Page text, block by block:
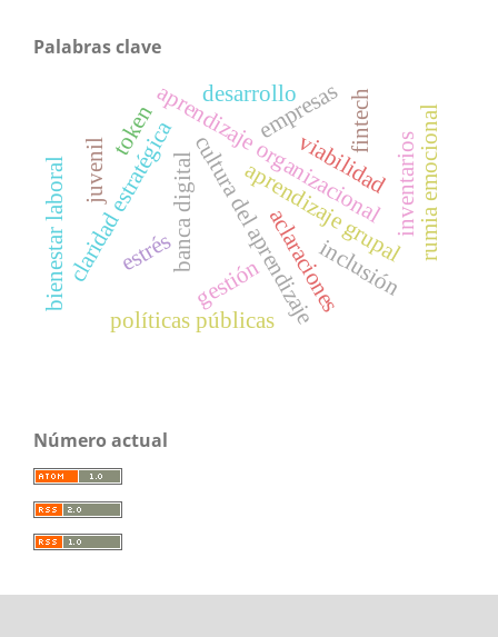
Palabras clave
aprendizaje organizacional
cultura del aprendizaje
claridad estratégica aprendizaje grupal
gestión
inventarios
empresas
viabilidad
banca digital aclaracionesinclusión
políticas públicas
fintech
token
bienestar laboral rumia emocional
estrés
juvenil
desarrollo
Número actual